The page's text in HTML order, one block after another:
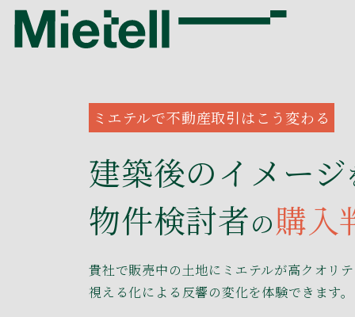
ミエテルで不動産取引はこう変わる
建築後のイメージ
物件検討者の購入
貴社で販売中の土地にミエテルが高クオリ
視える化による反響の変化を体験できます。